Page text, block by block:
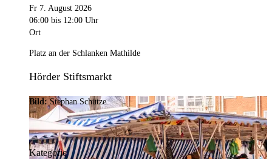
Fr 7. August 2026
06:00 bis 12:00 Uhr
Ort
Platz an der Schlanken Mathilde
Hörder Stiftsmarkt
Bild:Stephan Schütze
Kategorie